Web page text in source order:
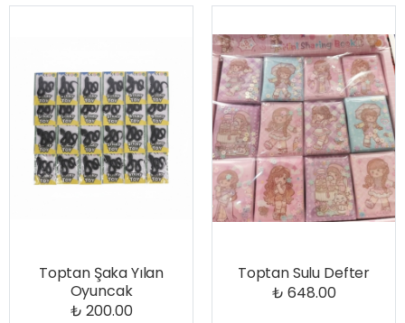
Toptan Şaka Yılan
Oyuncak
₺ 200.00
Toptan Sulu Defter
₺ 648.00